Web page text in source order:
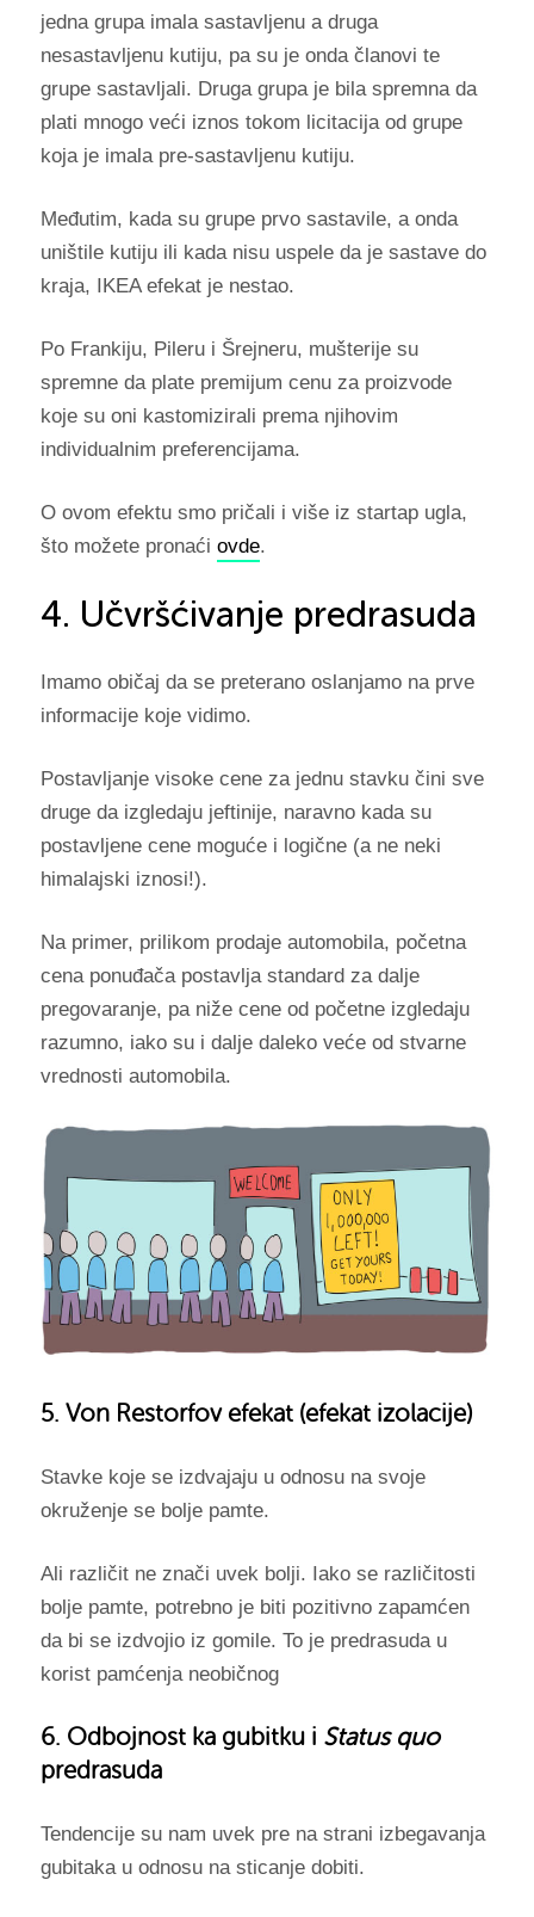
jedna grupa imala sastavljenu a druga
nesastavljenu kutiju, pa su je onda članovi te
grupe sastavljali. Druga grupa je bila spremna da
plati mnogo veći iznos tokom licitacija od grupe
koja je imala pre-sastavljenu kutiju.
Međutim, kada su grupe prvo sastavile, a onda
uništile kutiju ili kada nisu uspele da je sastave do
kraja, IKEA efekat je nestao.
Po Frankiju, Pileru i Šrejneru, mušterije su
spremne da plate premijum cenu za proizvode
koje su oni kastomizirali prema njihovim
individualnim preferencijama.
O ovom efektu smo pričali i više iz startap ugla,
što možete pronaći ovde.
4. Učvršćivanje predrasuda
Imamo običaj da se preterano oslanjamo na prve
informacije koje vidimo.
Postavljanje visoke cene za jednu stavku čini sve
druge da izgledaju jeftinije, naravno kada su
postavljene cene moguće i logične (a ne neki
himalajski iznosi!).
Na primer, prilikom prodaje automobila, početna
cena ponuđača postavlja standard za dalje
pregovaranje, pa niže cene od početne izgledaju
razumno, iako su i dalje daleko veće od stvarne
vrednosti automobila.
5. Von Restorfov efekat (efekat izolacije)
Stavke koje se izdvajaju u odnosu na svoje
okruženje se bolje pamte.
Ali različit ne znači uvek bolji. Iako se različitosti
bolje pamte, potrebno je biti pozitivno zapamćen
da bi se izdvojio iz gomile. To je predrasuda u
korist pamćenja neobičnog
6. Odbojnost ka gubitku i Status quo
predrasuda
Tendencije su nam uvek pre na strani izbegavanja
gubitaka u odnosu na sticanje dobiti.